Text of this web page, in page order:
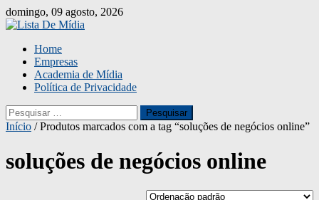
Skip
to
domingo, 09 agosto, 2026
Home
Empresas
Academia de Mídia
Política de Privacidade
Pesquisar
por:
Início / Produtos marcados com a tag “soluções de negócios online”
soluções de negócios online